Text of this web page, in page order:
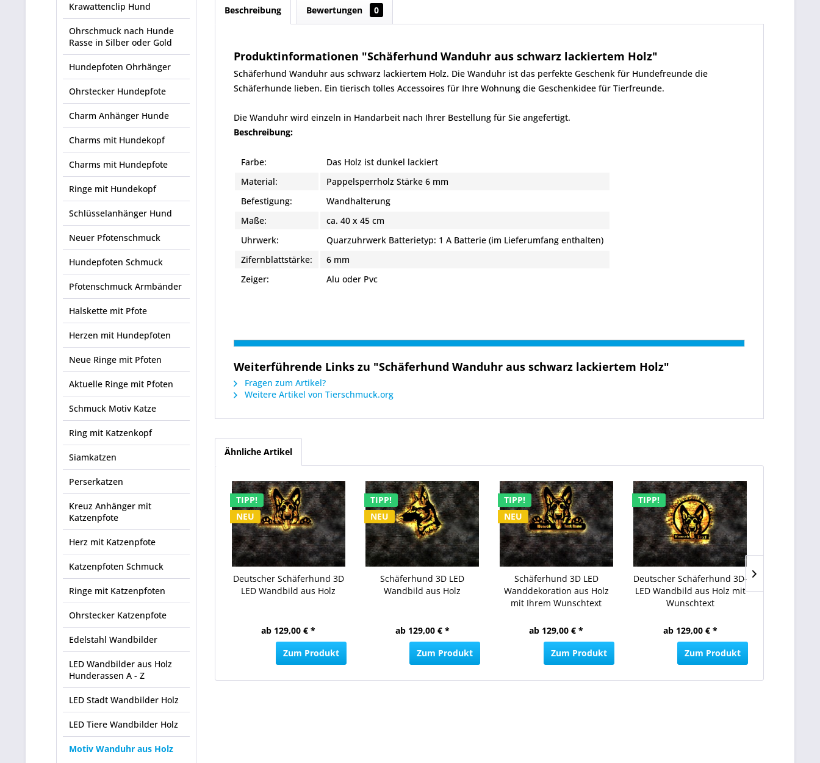
Krawattenclip Hund
Ohrschmuck nach Hunde
Rasse in Silber oder Gold
Hundepfoten Ohrhänger
Ohrstecker Hundepfote
Charm Anhänger Hunde
Charms mit Hundekopf
Charms mit Hundepfote
Ringe mit Hundekopf
Schlüsselanhänger Hund
Neuer Pfotenschmuck
Hundepfoten Schmuck
Pfotenschmuck Armbänder
Halskette mit Pfote
Herzen mit Hundepfoten
Neue Ringe mit Pfoten
Aktuelle Ringe mit Pfoten
Schmuck Motiv Katze
Ring mit Katzenkopf
Siamkatzen
Perserkatzen
Kreuz Anhänger mit
Katzenpfote
Herz mit Katzenpfote
Katzenpfoten Schmuck
Ringe mit Katzenpfoten
Ohrstecker Katzenpfote
Edelstahl Wandbilder
LED Wandbilder aus Holz
Hunderassen A - Z
LED Stadt Wandbilder Holz
LED Tiere Wandbilder Holz
Motiv Wanduhr aus Holz
Beschreibung Bewertungen 0
Produktinformationen "Schäferhund Wanduhr aus schwarz lackiertem Holz"
Schäferhund Wanduhr aus schwarz lackiertem Holz. Die Wanduhr ist das perfekte Geschenk für Hundefreunde die
Schäferhunde lieben. Ein tierisch tolles Accessoires für Ihre Wohnung die Geschenkidee für Tierfreunde.
Die Wanduhr wird einzeln in Handarbeit nach Ihrer Bestellung für Sie angefertigt.
Beschreibung:
Farbe:
Das Holz ist dunkel lackiert
Material:
Pappelsperrholz Stärke 6 mm
Befestigung:
Wandhalterung
Maße:
ca. 40 x 45 cm
Uhrwerk:
Quarzuhrwerk Batterietyp: 1 A Batterie (im Lieferumfang enthalten)
Zifernblattstärke:
6 mm
Zeiger:
Alu oder Pvc
Weiterführende Links zu "Schäferhund Wanduhr aus schwarz lackiertem Holz"
Fragen zum Artikel?
Weitere Artikel von Tierschmuck.org
Ähnliche Artikel
TIPP!
NEU
Deutscher Schäferhund 3D
LED Wandbild aus Holz
ab 129,00 € *
Zum Produkt
TIPP!
NEU
Schäferhund 3D LED
Wandbild aus Holz
ab 129,00 € *
Zum Produkt
TIPP!
NEU
Schäferhund 3D LED
Wanddekoration aus Holz
mit Ihrem Wunschtext
ab 129,00 € *
Zum Produkt
TIPP!
Deutscher Schäferhund 3D-
LED Wandbild aus Holz mit
Wunschtext
ab 129,00 € *
Zum Produkt